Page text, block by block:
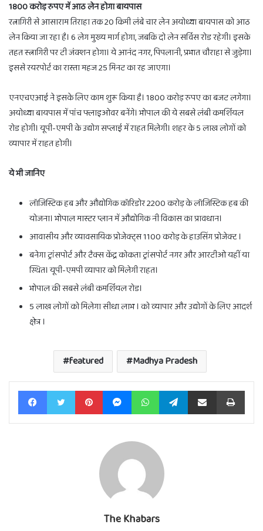
1800 करोड़ रुपए में आठ लेन होगा बायपास
रत्नागिरी से आसाराम तिराहा तक 20 किमी लंबे चार लेन अयोध्या बायपास को आठ
लेन किया जा रहा है। 6 लेग मुख्य मार्ग होगा, जबकि दो लेन सर्विस रोड रहेगी। इसके
तहत स्त्नागिरी पर टी जंक्शन होगा। ये आनंद नगर, पिपलानी, प्रभात चौराहा से जुड़ेगा।
इससे रयरपोर्ट का रास्ता महज 25 मिनट का रह जाएगा।
एनएचएआई ने इसके लिए काम शुरू किया है। 1800 करोड़ रुपए का बजट लगेगा।
अयोध्या बायपास में पांच फ्लाइओवर बनेंगे। भोपाल की ये सबसे लंबी कमर्शियल
रोड होगी। यूपी-एमपी के उद्योग सप्लाई में राहत मिलेगी। शहर के 5 लाख लोगों को
व्यापार में राहत होगी।
ये भी जानिए
लॉजिस्टिक हब और औद्योगिक कॉरिडोर 2200 करोड़ के लॉजिस्टिक हब की
योजना। भोपाल मास्टर प्लान में औद्योगिक नी विकास का प्रावधान।
आवासीय और व्यावसायिक प्रोजेक्ट्स 1100 करोड़ के हाउसिंग प्रोजेक्ट ।
बनेगा ट्रांसपोर्ट और टैक्स केंद्र कोकता ट्रांसपोर्ट नगर और आरटीओ यहीं या
स्थित। यूपी-एमपी व्यापार को मिलेगी राहत।
भोपाल की सबसे लंबी कमर्शियल रोड।
5 लाख लोगों को मिलेगा सीधा लाभ । को व्यापार और उद्योगों के लिए आदर्श
क्षेत्र ।
featured Madhya Pradesh
FacebookTwitter PinterestMessengerWhatsAppTelegramShare via Email Print
The Khabars